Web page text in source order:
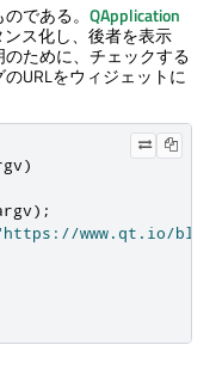
である。 QApplication
ス化し、後者を表示
ために、チェックする
URLをウィジェットに
)
);
www.qt.io/